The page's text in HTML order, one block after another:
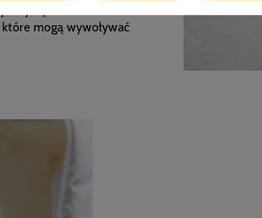
są wolne od
mogą wywoływać